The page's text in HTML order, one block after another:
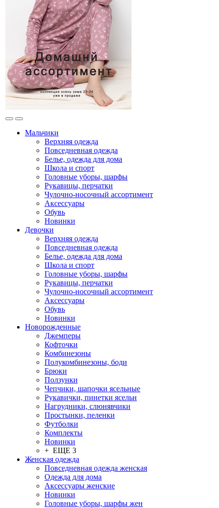
Мальчики
Верхняя одежда
Повседневная одежда
Белье, одежда для дома
Школа и спорт
Головные уборы, шарфы
Рукавицы, перчатки
Чулочно-носочный ассортимент
Аксессуары
Обувь
Новинки
Девочки
Верхняя одежда
Повседневная одежда
Белье, одежда для дома
Школа и спорт
Головные уборы, шарфы
Рукавицы, перчатки
Чулочно-носочный ассортимент
Аксессуары
Обувь
Новинки
Новорожденные
Джемперы
Кофточки
Комбинезоны
Полукомбинезоны, боди
Брюки
Ползунки
Чепчики, шапочки ясельные
Рукавички, пинетки ясельн
Нагрудники, слюнявчики
Простынки, пеленки
Футболки
Комплекты
Новинки
+ ЕЩЕ 3
Женская одежда
Повседневная одежда женская
Одежда для дома
Аксессуары женские
Новинки
Головные уборы, шарфы жен